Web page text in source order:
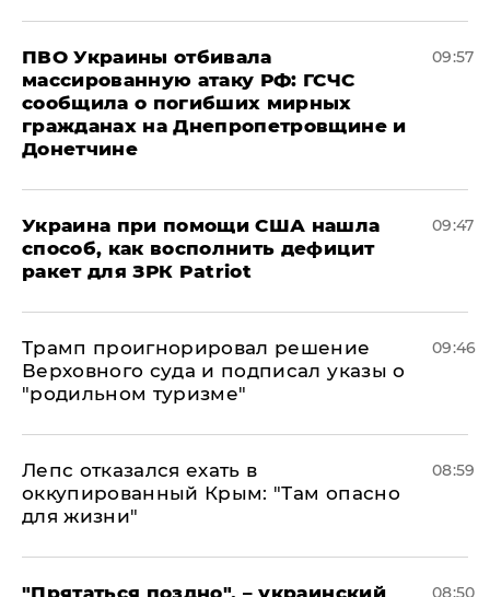
ПВО Украины отбивала
массированную атаку РФ: ГСЧС
сообщила о погибших мирных
гражданах на Днепропетровщине и
Донетчине
09:57
Украина при помощи США нашла
способ, как восполнить дефицит
ракет для ЗРК Patriot
09:47
Трамп проигнорировал решение
Верховного суда и подписал указы о
"родильном туризме"
09:46
Лепс отказался ехать в
оккупированный Крым: "Там опасно
для жизни"
08:59
08:50